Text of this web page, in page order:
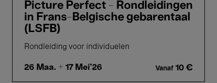
Picture Perfect - Rondleidingen
in Frans-Belgische gebarentaal
(LSFB)
Rondleiding voor individuelen
26 Maa. + 17 Mei'26 Vanaf 10 €